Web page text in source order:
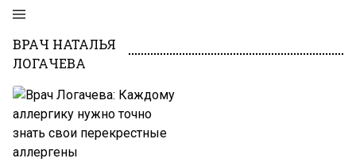
ВРАЧ НАТАЛЬЯ
ЛОГАЧЕВА